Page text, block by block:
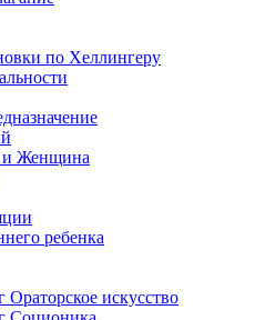
по Хеллингеру
Женщина
ребенка
искусство